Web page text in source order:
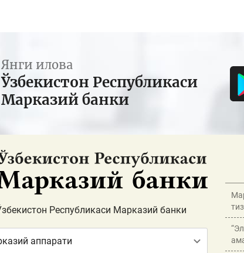
Янги илова
Ўзбекистон Республикаси
Марказий банки
Республикаси Марказий банки
аппарати